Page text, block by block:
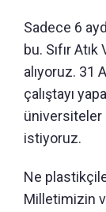
Sadece 6
bu. Sıfır
alıyoruz. 31
çalıştayı
üniversiteler
istiyoruz.
Ne
Milletimizin